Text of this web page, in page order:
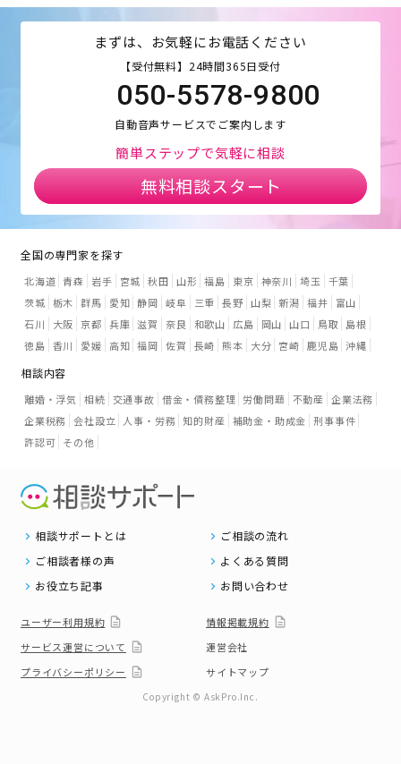
まずは、お気軽にお電話ください
【受付無料】24時間365日受付
050-5578-9800
自動音声サービスでご案内します
簡単ステップで気軽に相談
無料相談スタート
全国の専門家を探す
北海道 青森 岩手 宮城 秋田 山形 福島 東京 神奈川 埼玉
千葉
茨城 栃木 群馬 愛知 静岡 岐阜 三重 長野 山梨 新潟 福井
富山
石川
大阪 京都 兵庫 滋賀 奈良 和歌山 広島 岡山 山口 鳥取
島根
徳島 香川 愛媛 高知 福岡 佐賀 長崎 熊本 大分 宮崎 鹿児島 沖縄
相談内容
離婚・浮気 相続 交通事故 借金・債務整理 労働問題 不動産 企業法務
企業税務 会社設立 人事・労務 知的財産 補助金・助成金 刑事事件
許認可 その他
相談サポートとは
ご相談の流れ
ご相談者様の声
よくある質問
お役立ち記事
お問い合わせ
ユーザー利用規約
情報掲載規約
サービス運営について
運営会社
プライバシーポリシー
サイトマップ
Copyright © AskPro.Inc.